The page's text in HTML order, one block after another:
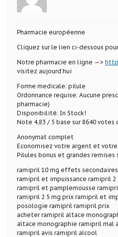
Pharmacie européenne
Cliquez sur le lien ci-dessous
Notre pharmacie en ligne —>
visitez aujourd’hui
Forme medicale: pilule
Ordonnance requise: Aucune
pharmacie)
Disponibilité: In Stock!
Note 4,83 / 5 base sur 8640 votes
Anonymat complet
Economisez votre argent et
Pilules bonus et grandes remises
ramipril 10 mg effets
ramipril et impuissance ramipril
ramipril et pamplemousse
ramipril 2 5 mg prix ramipril et
posologie ramipril ramipril prix
acheter ramipril altace
altace monographie ramipril mal
ramipril avis ramipril alcool